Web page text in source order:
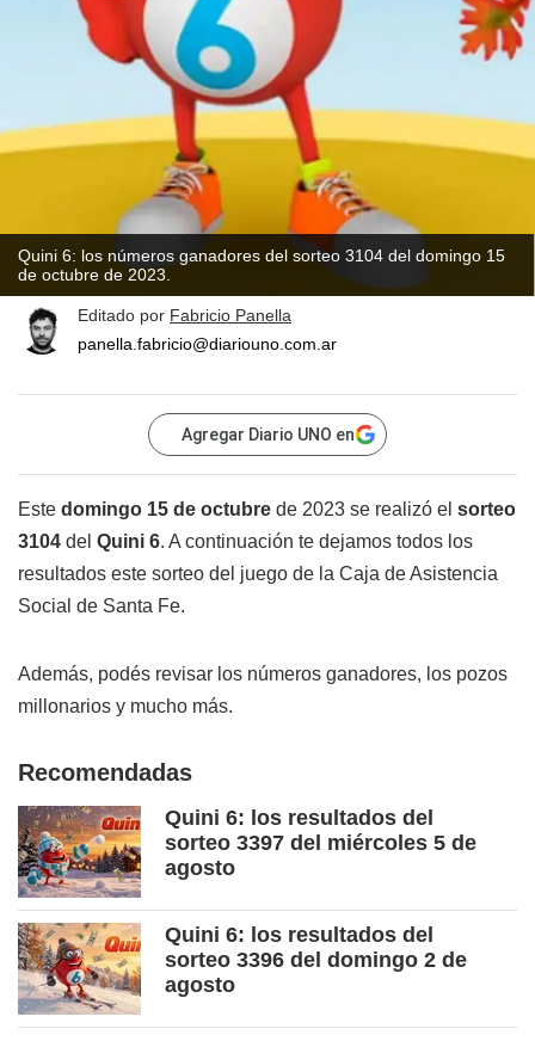
Quini 6: los números ganadores del sorteo 3104 del domingo 15
de octubre de 2023.
Editado por Fabricio Panella
panella.fabricio@diariouno.com.ar
Agregar Diario UNO en
Este domingo 15 de octubre de 2023 se realizó el sorteo
3104 del Quini 6. A continuación te dejamos todos los
resultados este sorteo del juego de la Caja de Asistencia
Social de Santa Fe.
Además, podés revisar los números ganadores, los pozos
millonarios y mucho más.
Recomendadas
Quini 6: los resultados del
sorteo 3397 del miércoles 5 de
agosto
Quini 6: los resultados del
sorteo 3396 del domingo 2 de
agosto